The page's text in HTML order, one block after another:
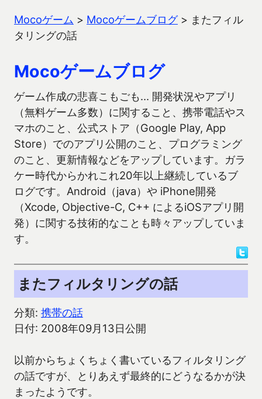
Mocoゲーム > Mocoゲームブログ> またフィル
タリングの話
Mocoゲームブログ
ゲーム作成の悲喜こもごも… 開発状況やアプリ
（無料ゲーム多数）に関すること、携帯電話やス
マホのこと、公式ストア（Google Play, App
Store）でのアプリ公開のこと、プログラミング
のこと、更新情報などをアップしています。ガラ
ケー時代からかれこれ20年以上継続しているブ
ログです。Android（java）や iPhone開発
（Xcode, Objective-C, C++ によるiOSアプリ開
発）に関する技術的なことも時々アップしていま
す。
またフィルタリングの話
分類: 携帯の話
日付: 2008年09月13日公開
以前からちょくちょく書いているフィルタリング
の話ですが、とりあえず最終的にどうなるかが決
まったようです。